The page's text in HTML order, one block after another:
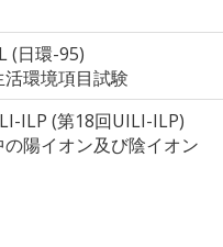
(日環-95)
環境項目試験
ILP (第18回UILI-ILP)
の陽イオン及び陰イオン